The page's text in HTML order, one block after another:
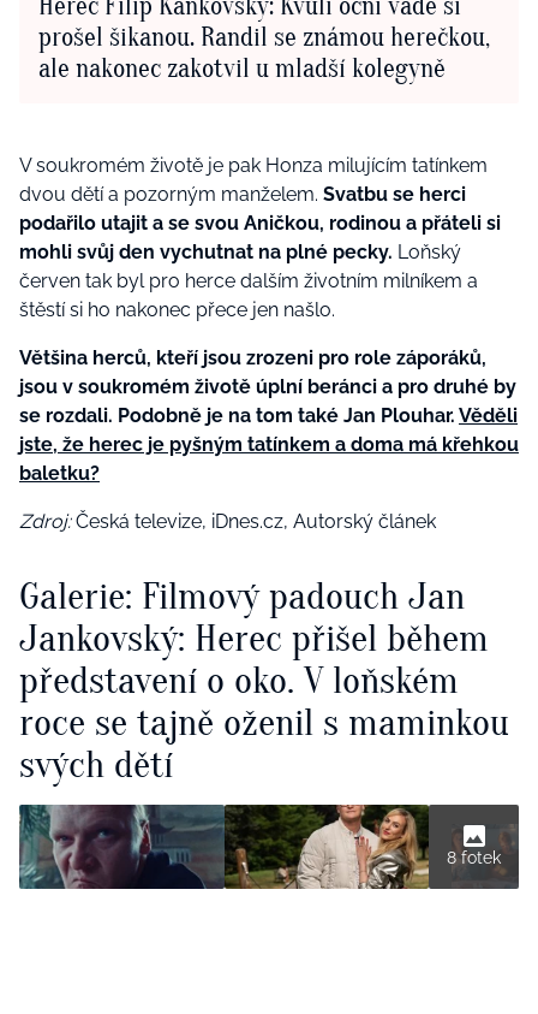
Herec Filip Kaňkovský: Kvůli oční vadě si
prošel šikanou. Randil se známou herečkou,
ale nakonec zakotvil u mladší kolegyně
V soukromém životě je pak Honza milujícím tatínkem
dvou dětí a pozorným manželem. Svatbu se herci
podařilo utajit a se svou Aničkou, rodinou a přáteli si
mohli svůj den vychutnat na plné pecky. Loňský
červen tak byl pro herce dalším životním milníkem a
štěstí si ho nakonec přece jen našlo.
Většina herců, kteří jsou zrozeni pro role záporáků,
jsou v soukromém životě úplní beránci a pro druhé by
se rozdali. Podobně je na tom také Jan Plouhar. Věděli
jste, že herec je pyšným tatínkem a doma má křehkou
baletku?
Zdroj:Česká televize, iDnes.cz, Autorský článek
Galerie: Filmový padouch Jan
Jankovský: Herec přišel během
představení o oko. V loňském
roce se tajně oženil s maminkou
svých dětí
8 fotek